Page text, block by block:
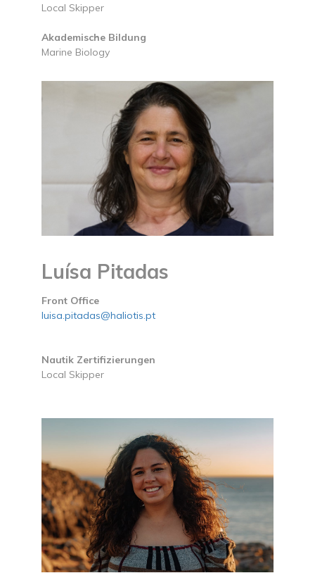
Local Skipper
Akademische Bildung
Marine Biology
Luísa Pitadas
Front Office
luisa.pitadas@haliotis.pt
Nautik Zertifizierungen
Local Skipper